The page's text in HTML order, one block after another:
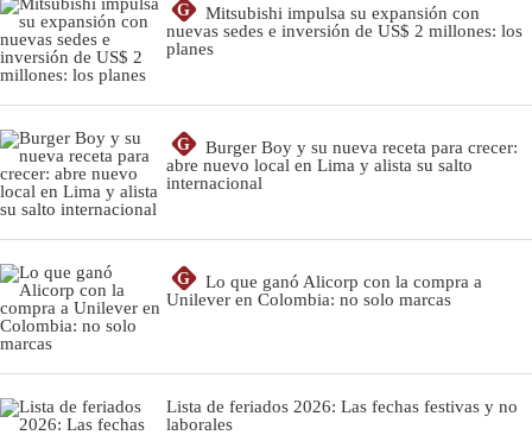
G
Mitsubishi impulsa su expansión con
nuevas sedes e inversión de US$ 2 millones: los
planes
G
Burger Boy y su nueva receta para crecer:
abre nuevo local en Lima y alista su salto
internacional
G
Lo que ganó Alicorp con la compra a
Unilever en Colombia: no solo marcas
Lista de feriados 2026: Las fechas festivas y no
laborales